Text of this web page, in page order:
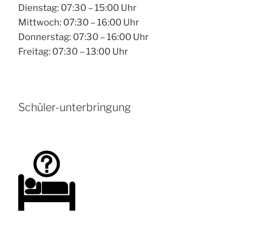
Dienstag: 07:30 – 15:00 Uhr
Mittwoch: 07:30 – 16:00 Uhr
Donnerstag: 07:30 – 16:00 Uhr
Freitag: 07:30 – 13:00 Uhr
Schüler-unterbringung